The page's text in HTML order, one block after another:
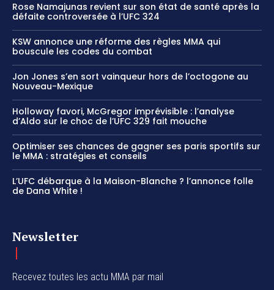
Rose Namajunas revient sur son état de santé après la
défaite controversée à l’UFC 324
KSW annonce une réforme des règles MMA qui
bouscule les codes du combat
Jon Jones s’en sort vainqueur hors de l’octogone au
Nouveau-Mexique
Holloway favori, McGregor imprévisible : l’analyse
d’Aldo sur le choc de l’UFC 329 fait mouche
Optimiser ses chances de gagner ses paris sportifs sur
le MMA : stratégies et conseils
L’UFC débarque à la Maison-Blanche ? l’annonce folle
de Dana White !
Newsletter
Recevez toutes les actu MMA par mail